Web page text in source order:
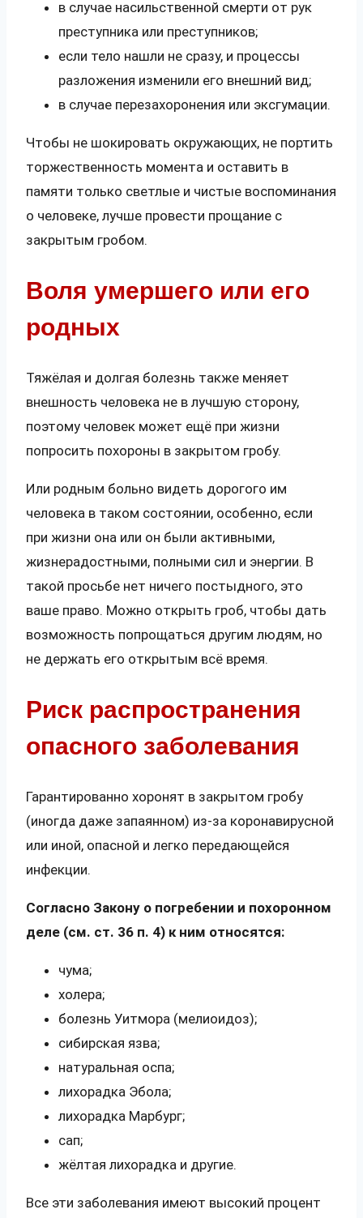
в случае насильственной смерти от рук
преступника или преступников;
если тело нашли не сразу, и процессы
разложения изменили его внешний вид;
в случае перезахоронения или эксгумации.
Чтобы не шокировать окружающих, не портить
торжественность момента и оставить в
памяти только светлые и чистые воспоминания
о человеке, лучше провести прощание с
закрытым гробом.
Воля умершего или его
родных
Тяжёлая и долгая болезнь также меняет
внешность человека не в лучшую сторону,
поэтому человек может ещё при жизни
попросить похороны в закрытом гробу.
Или родным больно видеть дорогого им
человека в таком состоянии, особенно, если
при жизни она или он были активными,
жизнерадостными, полными сил и энергии. В
такой просьбе нет ничего постыдного, это
ваше право. Можно открыть гроб, чтобы дать
возможность попрощаться другим людям, но
не держать его открытым всё время.
Риск распространения
опасного заболевания
Гарантированно хоронят в закрытом гробу
(иногда даже запаянном) из-за коронавирусной
или иной, опасной и легко передающейся
инфекции.
Согласно Закону о погребении и похоронном
деле (см. ст. 36 п. 4) к ним относятся:
чума;
холера;
болезнь Уитмора (мелиоидоз);
сибирская язва;
натуральная оспа;
лихорадка Эбола;
лихорадка Марбург;
сап;
жёлтая лихорадка и другие.
Все эти заболевания имеют высокий процент